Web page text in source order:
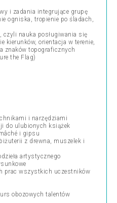
i zadania integrujące grupę
ogniska, tropienie po śladach,
czyli nauka posługiwania się
kierunków, orientacja w terenie,
znaków topograficznych
the Flag)
i narzędziami
do ulubionych książek
i gipsu
z drewna, muszelek i
artystycznego
prac wszystkich uczestników
obozowych talentów